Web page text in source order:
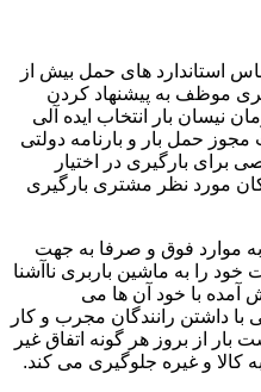
استاندارد های حمل بیش از
موظف به پیشنهاد کردن
نیسان بار انتخاب ایده آلی
حمل بار و بارنامه دولتی
برای بارگیری در اختیار
مورد نظر مشتری بارگیری
موارد فوق و صرفا به جهت
خود را به ماشین باربری ناآشنا
آمده با خود آن ها می
با داشتن رانندگان مجرب و کار
بار از بروز هر گونه اتفاق غیر
کالا و غیره جلوگیری می کند.